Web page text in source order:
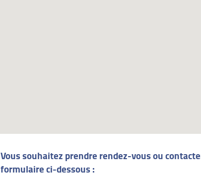
Vous souhaitez prendre rendez-vous ou
formulaire ci-dessous :